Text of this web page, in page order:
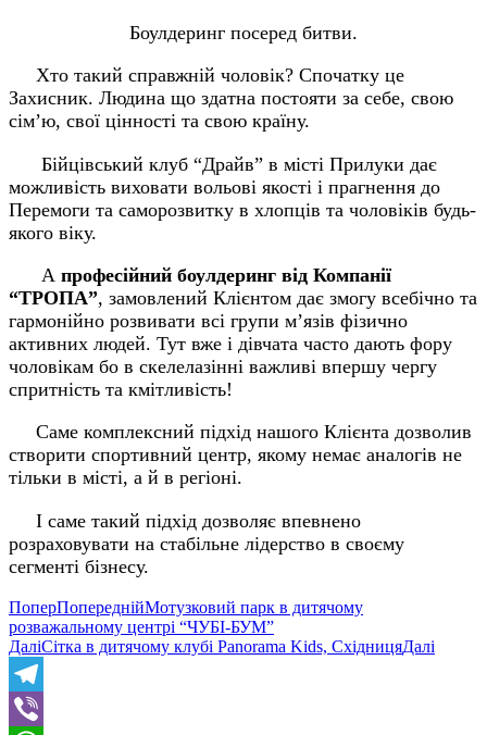
Боулдеринг посеред битви.
Хто такий справжній чоловік? Спочатку це
Захисник. Людина що здатна постояти за себе, свою
сім’ю, свої цінності та свою країну.
Бійцівський клуб “Драйв” в місті Прилуки дає
можливість виховати вольові якості і прагнення до
Перемоги та саморозвитку в хлопців та чоловіків будь-
якого віку.
А професійний боулдеринг від Компанії
“ТРОПА”, замовлений Клієнтом дає змогу всебічно та
гармонійно розвивати всі групи м’язів фізично
активних людей. Тут вже і дівчата часто дають фору
чоловікам бо в скелелазінні важливі впершу чергу
спритність та кмітливість!
Саме комплексний підхід нашого Клієнта дозволив
створити спортивний центр, якому немає аналогів не
тільки в місті, а й в регіоні.
І саме такий підхід дозволяє впевнено
розраховувати на стабільне лідерство в своєму
сегменті бізнесу.
ПоперПопереднійМотузковий парк в дитячому
розважальному центрі “ЧУБІ-БУМ”
ДаліСітка в дитячому клубі Panorama Kids, СхідницяДалі
Telegram